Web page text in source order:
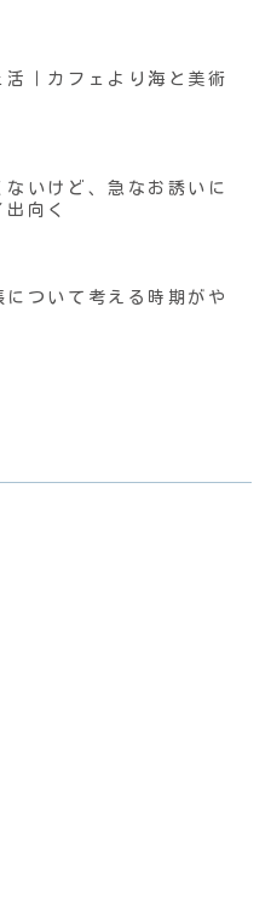
活｜カフェより海と美術
ないけど、急なお誘いに
向く
について考える時期がや